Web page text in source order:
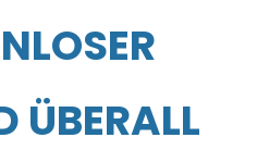
ÜBERALL